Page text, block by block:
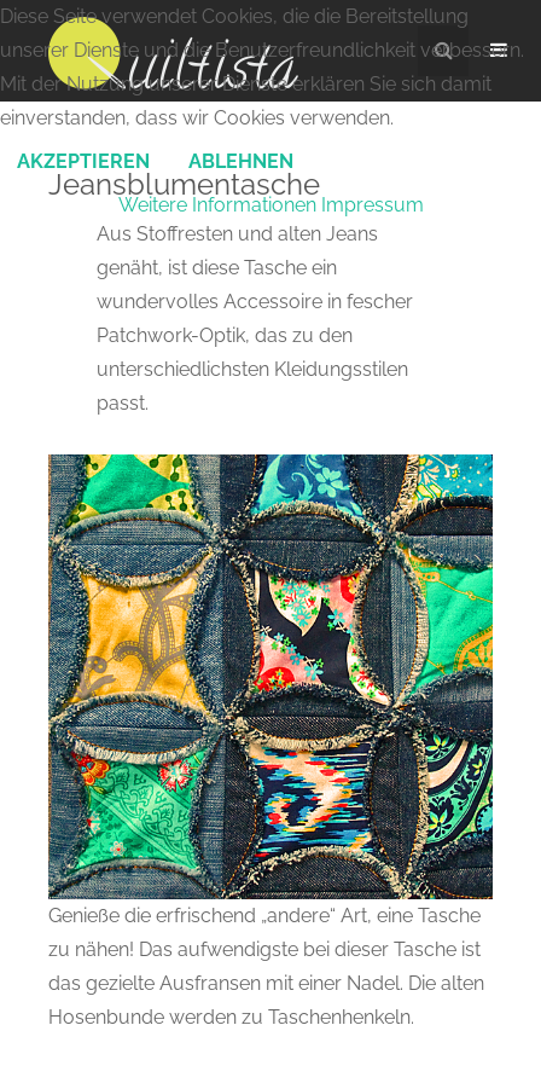
Jeansblumentasche
Aus Stoffresten und alten Jeans
genäht, ist diese Tasche ein
wundervolles Accessoire in fescher
Patchwork-Optik, das zu den
unterschiedlichsten Kleidungsstilen
passt.
Genieße die erfrischend „andere“ Art, eine Tasche
zu nähen! Das aufwendigste bei dieser Tasche ist
das gezielte Ausfransen mit einer Nadel. Die alten
Hosenbunde werden zu Taschenhenkeln.
Diese Seite verwendet Cookies, die die Bereitstellung
unserer Dienste und die Benutzerfreundlichkeit verbessern.
Mit der Nutzung unserer Dienste erklären Sie sich damit
einverstanden, dass wir Cookies verwenden.
AKZEPTIEREN
ABLEHNEN
Weitere Informationen Impressum